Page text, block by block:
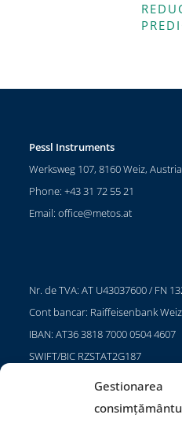
Gestionarea
Pessl Instruments
Werksweg 107, 8160 Weiz, Austria
Phone: +43 31 72 55 21
Email:office@metos.at
Nr. de TVA: AT U43037600 / FN
Cont bancar: Raiffeisenbank
IBAN: AT36 3818 7000 0504 4607
SWIFT/BIC RZSTAT2G187